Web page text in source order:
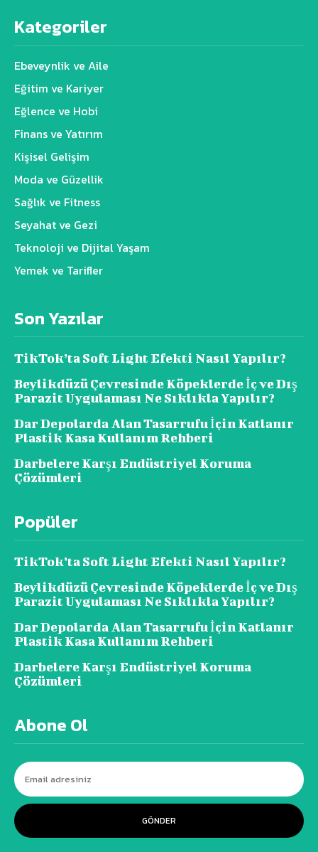
Kategoriler
Ebeveynlik ve Aile
Eğitim ve Kariyer
Eğlence ve Hobi
Finans ve Yatırım
Kişisel Gelişim
Moda ve Güzellik
Sağlık ve Fitness
Seyahat ve Gezi
Teknoloji ve Dijital Yaşam
Yemek ve Tarifler
Son Yazılar
TikTok’ta Soft Light Efekti Nasıl Yapılır?
Beylikdüzü Çevresinde Köpeklerde İç ve Dış
Parazit Uygulaması Ne Sıklıkla Yapılır?
Dar Depolarda Alan Tasarrufu İçin Katlanır
Plastik Kasa Kullanım Rehberi
Darbelere Karşı Endüstriyel Koruma
Çözümleri
Popüler
TikTok’ta Soft Light Efekti Nasıl Yapılır?
Beylikdüzü Çevresinde Köpeklerde İç ve Dış
Parazit Uygulaması Ne Sıklıkla Yapılır?
Dar Depolarda Alan Tasarrufu İçin Katlanır
Plastik Kasa Kullanım Rehberi
Darbelere Karşı Endüstriyel Koruma
Çözümleri
Abone Ol
GÖNDER